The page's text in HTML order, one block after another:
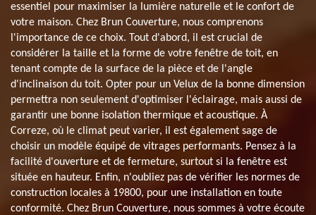
essentiel pour maximiser la lumière naturelle et le confort de
votre maison. Chez Brun Couverture, nous comprenons
l'importance de ce choix. Tout d'abord, il est crucial de
considérer la taille et la forme de votre fenêtre de toit, en
tenant compte de la surface de la pièce et de l'angle
d'inclinaison du toit. Opter pour un Velux de la bonne dimension
permettra non seulement d'optimiser l'éclairage, mais aussi de
garantir une bonne isolation thermique et acoustique. À
Correze, où le climat peut varier, il est également sage de
choisir un modèle équipé de vitrages performants. Pensez à la
facilité d'ouverture et de fermeture, surtout si la fenêtre est
située en hauteur. Enfin, n'oubliez pas de vérifier les normes de
construction locales à 19800, pour une installation en toute
conformité. Chez Brun Couverture, nous sommes à votre écoute